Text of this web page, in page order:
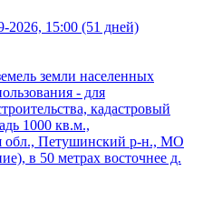
2026, 15:00 (51 дней)
земли населенных
- для
кадастровый
1000 кв.м.,
обл., Петушинский р-н., МО
в 50 метрах восточнее д.